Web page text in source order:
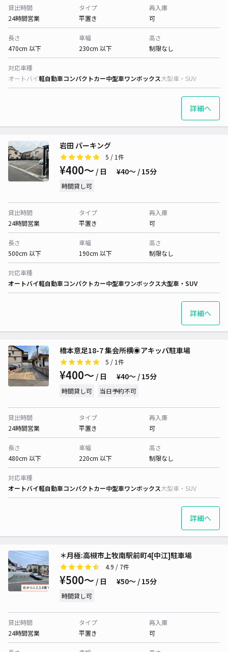
貸出時間
24時間営業
タイプ
平置き
再入庫
可
長さ
470cm 以下
車幅
230cm 以下
高さ
制限なし
対応車種
オートバイ軽自動車コンパクトカー中型車ワンボックス大型車・SUV
詳細へ
岩田 パーキング
5 / 1件
¥400〜 / 日 ¥40〜 / 15分
時間貸し可
貸出時間
24時間営業
タイプ
平置き
再入庫
可
長さ
500cm 以下
車幅
190cm 以下
高さ
制限なし
対応車種
オートバイ軽自動車コンパクトカー中型車ワンボックス大型車・SUV
詳細へ
橋本意足18-7 集会所横◉アキッパ駐車場
5 / 1件
¥400〜 / 日 ¥40〜 / 15分
時間貸し可 当日予約不可
貸出時間
24時間営業
タイプ
平置き
再入庫
可
長さ
480cm 以下
車幅
220cm 以下
高さ
制限なし
対応車種
オートバイ軽自動車コンパクトカー中型車ワンボックス大型車・SUV
詳細へ
＊月極:高槻市上牧南駅前町4[中江]駐車場
4.9 / 7件
¥500〜 / 日 ¥50〜 / 15分
時間貸し可
貸出時間
24時間営業
タイプ
平置き
再入庫
可